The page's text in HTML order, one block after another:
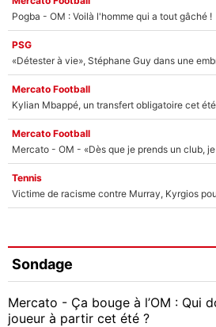
Pogba - OM : Voilà l'homme qui a tout gâché !
PSG
«Détester à vie», Stéphane Guy dans une
Mercato Football
Kylian Mbappé, un transfert obligatoire cet
Mercato Football
Tennis
Sondage
Mercato - Ça bouge à l’OM : Qui
joueur à partir cet été ?